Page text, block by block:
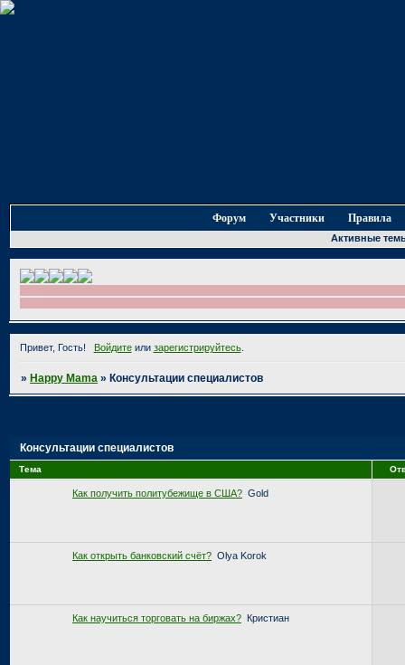
Форум Участники Правила
Активные
Привет, Гость! Войдитеили зарегистрируйтесь.
»Happy Mama »Консультации специалистов
Консультации специалистов
Тема
Как получить политубежище в США? Gold
Как открыть банковский счёт? Olya Korok
Как научиться торговать на биржах? Кристиан